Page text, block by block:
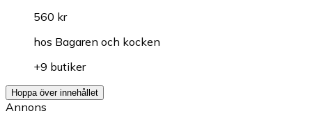
560 kr
hos Bagaren och kocken
+9 butiker
Hoppa över innehållet
Annons